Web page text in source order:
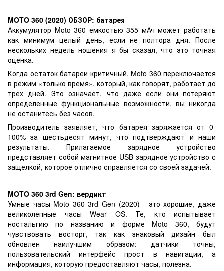
MOTO 360 (2020) ОБЗОР: батарея
Аккумулятор Moto 360 емкостью 355 мАч может работать
как минимум целый день, если не полтора дня. После
нескольких недель ношения я бы сказал, что это точная
оценка.
Когда остаток батареи критичный, Moto 360 переключается
в режим «только время», который, как говорят, работает до
трех дней. Это означает, что даже если они потеряют
определенные функциональные возможности, вы никогда
не останитесь без часов.
Производитель заявляет, что батарея заряжается от 0-
100% за шестьдесят минут, что подтверждают и наши
результаты. Прилагаемое зарядное устройство
представляет собой магнитное USB-зарядное устройство с
защелкой, которое отлично справляется со своей задачей.
MOTO 360 3rd Gen: вердикт
Умные часы Moto 360 3rd Gen (2020) - это хорошие, даже
великолепные часы Wear OS. Те, кто испытывает
ностальгию по названию и форме Moto 360, будут
чувствовать восторг, так как знаковый дизайн был
обновлен наилучшим образом: датчики точны,
пользовательский интерфейс прост в навигации, а
информация, которую предоставляют часы, полезна.